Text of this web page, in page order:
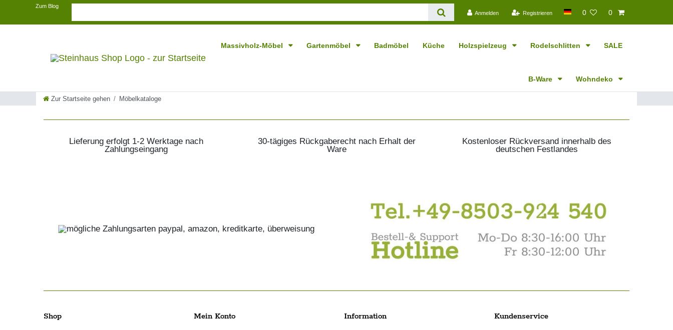
Zum Blog
Anmelden
Registrieren 0 0
Massivholz-Möbel Gartenmöbel Badmöbel Küche Holzspielzeug Rodelschlitten SALE
B-Ware Wohndeko
Zur Startseite gehen Möbelkataloge
Lieferung erfolgt 1-2 Werktage nach
Zahlungseingang
30-tägiges Rückgaberecht nach Erhalt der
Ware
Kostenloser Rückversand innerhalb des
deutschen Festlandes
Shop Mein Konto Information Kundenservice